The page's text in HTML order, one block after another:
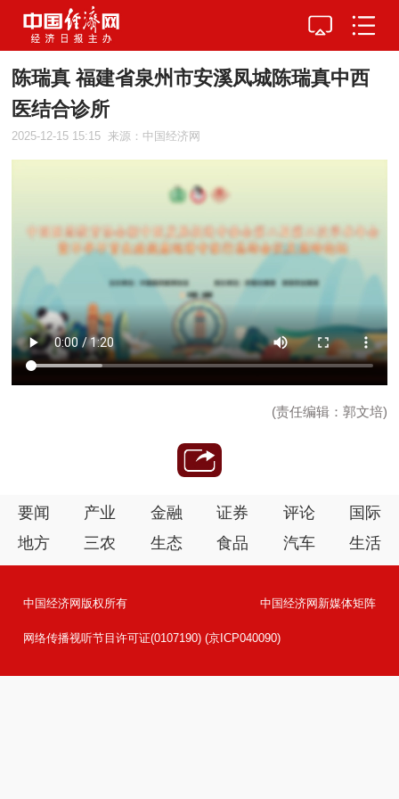
陈瑞真 福建省泉州市安溪凤城陈瑞真中西
医结合诊所
2025-12-15 15:15 来源：中国经济网
(责任编辑：郭文培)
要闻 产业 金融 证券 评论
国际
地方
三农 生态 食品 汽车 生活
中国经济网版权所有 中国经济网新媒体矩阵
网络传播视听节目许可证(0107190) (京ICP040090)